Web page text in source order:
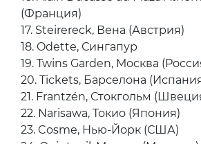
8. Arpège, Париж (Франция)
9. Disfrutar, Барселона
10. Maido, Лима (Перу)
11. Den, Токио (Япония)
12. Pujol, Мехико (Мексика)
13 White Rabbit, Москва
14. Azurmendi, Ларрабесуа
15. Septime, Париж (Франция)